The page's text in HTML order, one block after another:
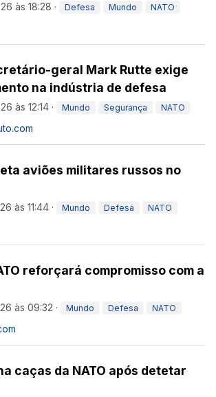
às 18:28 · Defesa Mundo NATO
geral Mark Rutte exige
na indústria de defesa
às 12:14 · Mundo Segurança NATO
aviões militares russos no
às 11:44 · Mundo Defesa NATO
reforçará compromisso com a
às 09:32 · Mundo Defesa NATO
caças da NATO após detetar